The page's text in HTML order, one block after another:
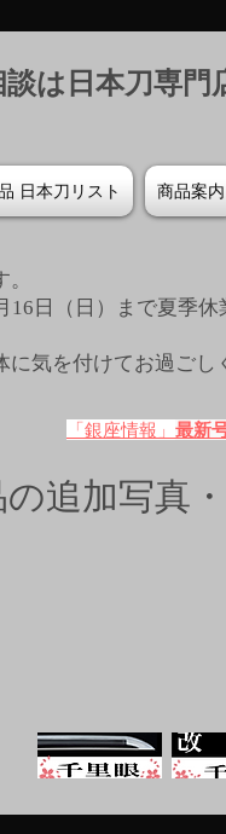
は日本刀専門
日本刀リスト 商品案内
16日（日）まで夏季休
気を付けてお過ごし
「銀座情報」 最新
追加写真